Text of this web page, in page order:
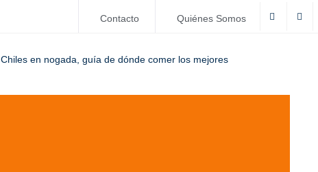
Contacto Quiénes Somos
Chiles en nogada, guía de dónde comer los mejores